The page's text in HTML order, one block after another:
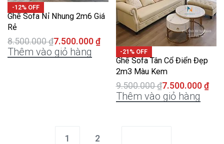
-12% OFF
Ghế Sofa Nỉ Nhung 2m6 Giá
Rẻ
8.500.000₫7.500.000 ₫
Thêm vào giỏ hàng -21% OFF
Ghế Sofa Tân Cổ Điển Đẹp
2m3 Màu Kem
9.500.000₫7.500.000 ₫
Thêm vào giỏ hàng
1 2